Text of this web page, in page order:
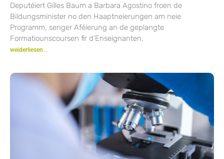
Deputéiert Gilles Baum a Barbara Agostino froen de
Bildungsminister no den Haaptneierungen am neie
Programm, senger Aféierung an de geplangte
Formatiounscoursen fir d’Enseignanten.
weiderliesen...